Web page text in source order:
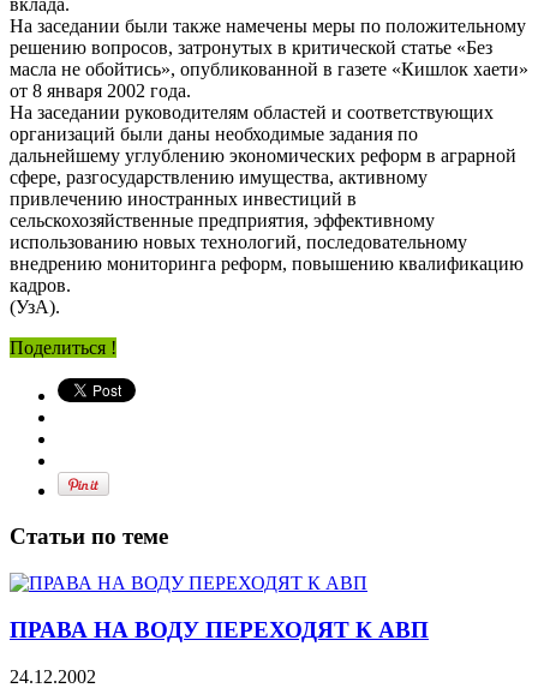
На заседании были также намечены меры по положительному
решению вопросов, затронутых в критической статье «Без
масла не обойтись», опубликованной в газете «Кишлок хаети»
от 8 января 2002 года.
На заседании руководителям областей и соответствующих
организаций были даны необходимые задания по
дальнейшему углублению экономических реформ в аграрной
сфере, разгосударствлению имущества, активному
привлечению иностранных инвестиций в
сельскохозяйственные предприятия, эффективному
использованию новых технологий, последовательному
внедрению мониторинга реформ, повышению квалификацию
кадров.
(УзА).
Поделиться !
Статьи по теме
ПРАВА НА ВОДУ ПЕРЕХОДЯТ К АВП
24.12.2002